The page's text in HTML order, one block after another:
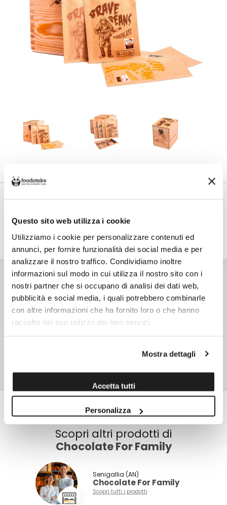
Questo sito web utilizza i cookie
Utilizziamo i cookie per personalizzare contenuti ed
annunci, per fornire funzionalità dei social media e per
analizzare il nostro traffico. Condividiamo inoltre
informazioni sul modo in cui utilizza il nostro sito con i
nostri partner che si occupano di analisi dei dati web,
pubblicità e social media, i quali potrebbero combinarle
con altre informazioni che ha fornito loro o che hanno
raccolto dal suo utilizzo dei loro servizi.
Mostra dettagli
Accetta tutti
Personalizza
acquistare, ciò che spendi in più dopo gli €50,00 concorre a generare uno
sconto sulle spese di spedizione di altre botteghe.
INGREDIENTI
Pasta di cacao varie origini,zucchero. Burro di cacao (Cile),
zucchero.
CARATTERISTICHE
NOTE
Può contenere frutta a guscio, latte, glutine.
Scopri altri prodotti di
Chocolate For Family
Senigallia (AN)
Chocolate For Family
Scopri tutti i prodotti